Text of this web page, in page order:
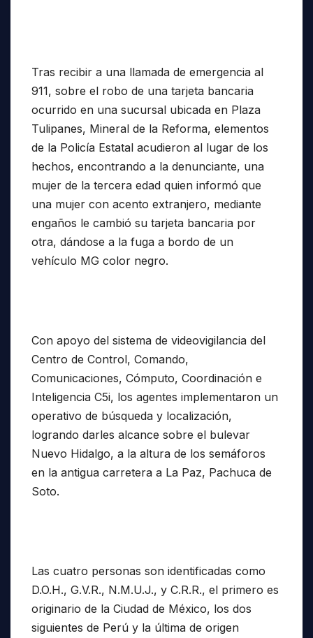
Tras recibir a una llamada de emergencia al
911, sobre el robo de una tarjeta bancaria
ocurrido en una sucursal ubicada en Plaza
Tulipanes, Mineral de la Reforma, elementos
de la Policía Estatal acudieron al lugar de los
hechos, encontrando a la denunciante, una
mujer de la tercera edad quien informó que
una mujer con acento extranjero, mediante
engaños le cambió su tarjeta bancaria por
otra, dándose a la fuga a bordo de un
vehículo MG color negro.
Con apoyo del sistema de videovigilancia del
Centro de Control, Comando,
Comunicaciones, Cómputo, Coordinación e
Inteligencia C5i, los agentes implementaron un
operativo de búsqueda y localización,
logrando darles alcance sobre el bulevar
Nuevo Hidalgo, a la altura de los semáforos
en la antigua carretera a La Paz, Pachuca de
Soto.
Las cuatro personas son identificadas como
D.O.H., G.V.R., N.M.U.J., y C.R.R., el primero es
originario de la Ciudad de México, los dos
siguientes de Perú y la última de origen